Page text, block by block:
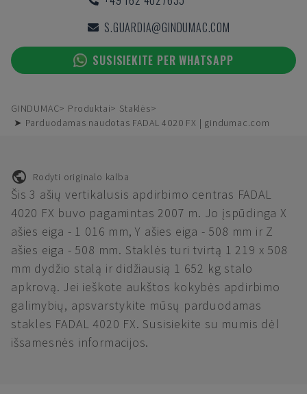
S.GUARDIA@GINDUMAC.COM
SUSISIEKITE PER WHATSAPP
GINDUMAC Produktai
Staklės
➤ Parduodamas naudotas FADAL 4020 FX | gindumac.com
Rodyti originalo kalba
Šis 3 ašių vertikalusis apdirbimo centras FADAL
4020 FX buvo pagamintas 2007 m. Jo įspūdinga X
ašies eiga - 1 016 mm, Y ašies eiga - 508 mm ir Z
ašies eiga - 508 mm. Staklės turi tvirtą 1 219 x 508
mm dydžio stalą ir didžiausią 1 652 kg stalo
apkrovą. Jei ieškote aukštos kokybės apdirbimo
galimybių, apsvarstykite mūsų parduodamas
stakles FADAL 4020 FX. Susisiekite su mumis dėl
išsamesnės informacijos.